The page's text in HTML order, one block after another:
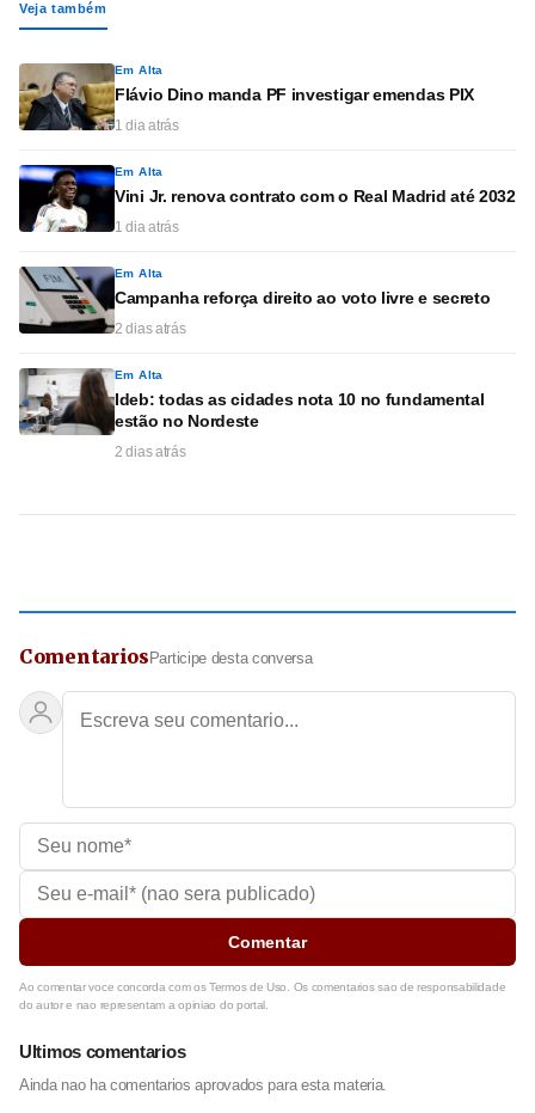
Veja também
Em Alta
Flávio Dino manda PF investigar emendas PIX
1 dia atrás
Em Alta
Vini Jr. renova contrato com o Real Madrid até 2032
1 dia atrás
Em Alta
Campanha reforça direito ao voto livre e secreto
2 dias atrás
Em Alta
Ideb: todas as cidades nota 10 no fundamental
estão no Nordeste
2 dias atrás
Comentarios Participe desta conversa
Comentar
Ao comentar voce concorda com os Termos de Uso. Os comentarios sao de responsabilidade
do autor e nao representam a opiniao do portal.
Ultimos comentarios
Ainda nao ha comentarios aprovados para esta materia.